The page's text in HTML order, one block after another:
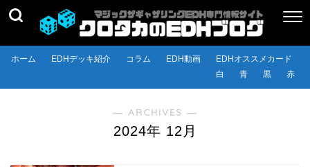
ホーム EDHデッキ紹介 コラム EDH動画
EDHオススメカード
白
青 黒 赤
― ARCHIVES ―
2024年 12月